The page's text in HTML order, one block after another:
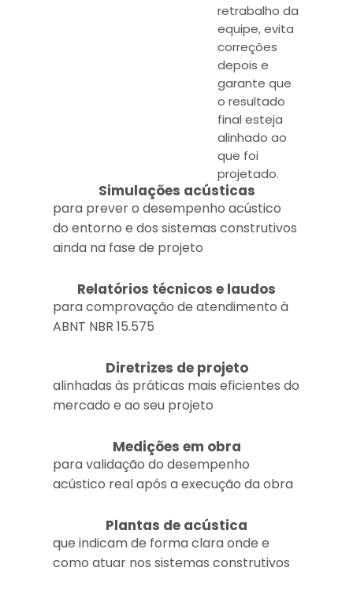
retrabalho da
equipe, evita
correções
depois e
garante que
o resultado
final esteja
alinhado ao
que foi
projetado.
Simulações acústicas
para prever o desempenho acústico
do entorno e dos sistemas construtivos
ainda na fase de projeto
Relatórios técnicos e laudos
para comprovação de atendimento à
ABNT NBR 15.575
Diretrizes de projeto
alinhadas às práticas mais eficientes do
mercado e ao seu projeto
Medições em obra
para validação do desempenho
acústico real após a execução da obra
Plantas de acústica
que indicam de forma clara onde e
como atuar nos sistemas construtivos